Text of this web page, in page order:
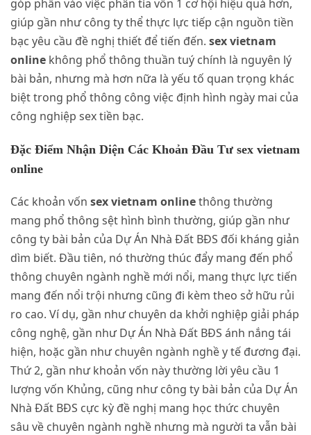
góp phần vào việc phân tía vốn 1 cơ hội hiệu quả hơn,
giúp gần như công ty thể thực lực tiếp cận nguồn tiền
bạc yêu cầu đề nghị thiết để tiến đến. sex vietnam
online không phổ thông thuần tuý chính là nguyên lý
bài bản, nhưng mà hơn nữa là yếu tố quan trọng khác
biệt trong phổ thông công việc định hình ngày mai của
công nghiệp sex tiền bạc.
Đặc Điểm Nhận Diện Các Khoản Đầu Tư sex vietnam
online
Các khoản vốn sex vietnam onlinethông thường
mang phổ thông sệt hình bình thường, giúp gần như
công ty bài bản của Dự Án Nhà Đất BĐS đối kháng giản
dìm biết. Đầu tiên, nó thường thúc đẩy mang đến phổ
thông chuyên ngành nghề mới nổi, mang thực lực tiến
mang đến nổi trội nhưng cũng đi kèm theo sở hữu rủi
ro cao. Ví dụ, gần như chuyên da khởi nghiệp giải pháp
công nghệ, gần như Dự Án Nhà Đất BĐS ánh nắng tái
hiện, hoặc gần như chuyên ngành nghề y tế đương đại.
Thứ 2, gần như khoản vốn này thường lời yêu cầu 1
lượng vốn Khủng, cũng như công ty bài bản của Dự Án
Nhà Đất BĐS cực kỳ đề nghị mang học thức chuyên
sâu về chuyên ngành nghề nhưng mà người ta vẫn bài